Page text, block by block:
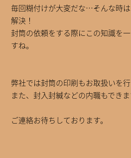
毎回糊付けが大変だな…そんな時
解決！
封筒の依頼をする際にこの知識を
すね。
弊社では封筒の印刷もお取扱いを行
また、封入封緘などの内職もできま
ご連絡お待ちしております。